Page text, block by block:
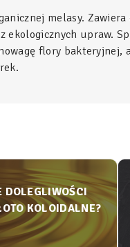
melasy.
ekologicznych upraw.
flory bakteryjnej,
DOLEGLIWOŚCI
KOLOIDALNE?